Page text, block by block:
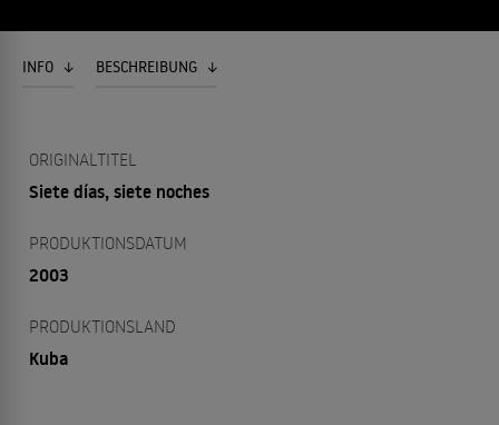
INFO BESCHREIBUNG
ORIGINALTITEL
Siete días, siete noches
PRODUKTIONSDATUM
2003
PRODUKTIONSLAND
Kuba